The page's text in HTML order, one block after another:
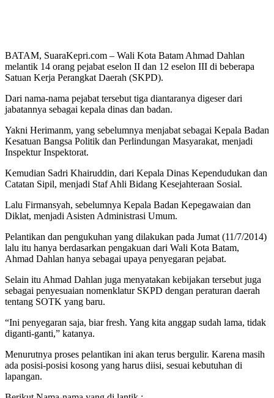
BATAM, SuaraKepri.com – Wali Kota Batam Ahmad Dahlan
melantik 14 orang pejabat eselon II dan 12 eselon III di beberapa
Satuan Kerja Perangkat Daerah (SKPD).
Dari nama-nama pejabat tersebut tiga diantaranya digeser dari
jabatannya sebagai kepala dinas dan badan.
Yakni Herimanm, yang sebelumnya menjabat sebagai Kepala Badan
Kesatuan Bangsa Politik dan Perlindungan Masyarakat, menjadi
Inspektur Inspektorat.
Kemudian Sadri Khairuddin, dari Kepala Dinas Kependudukan dan
Catatan Sipil, menjadi Staf Ahli Bidang Kesejahteraan Sosial.
Lalu Firmansyah, sebelumnya Kepala Badan Kepegawaian dan
Diklat, menjadi Asisten Administrasi Umum.
Pelantikan dan pengukuhan yang dilakukan pada Jumat (11/7/2014)
lalu itu hanya berdasarkan pengakuan dari Wali Kota Batam,
Ahmad Dahlan hanya sebagai upaya penyegaran pejabat.
Selain itu Ahmad Dahlan juga menyatakan kebijakan tersebut juga
sebagai penyesuaian nomenklatur SKPD dengan peraturan daerah
tentang SOTK yang baru.
“Ini penyegaran saja, biar fresh. Yang kita anggap sudah lama, tidak
diganti-ganti,” katanya.
Menurutnya proses pelantikan ini akan terus bergulir. Karena masih
ada posisi-posisi kosong yang harus diisi, sesuai kebutuhan di
lapangan.